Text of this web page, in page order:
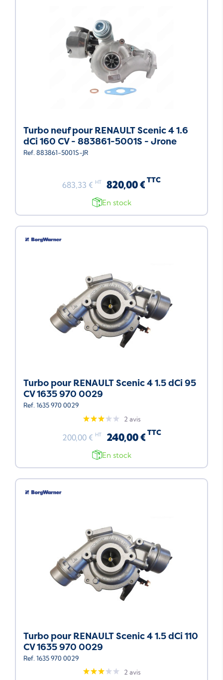
Turbo neuf pour RENAULT Scenic 4 1.6
dCi 160 CV - 883861-5001S - Jrone
Ref. 883861-5001S-JR
683,33 € HT 820,00 € TTC
En stock
Turbo pour RENAULT Scenic 4 1.5 dCi 95
CV 1635 970 0029
Ref. 1635 970 0029
2 avis
200,00 € HT 240,00 € TTC
En stock
Turbo pour RENAULT Scenic 4 1.5 dCi 110
CV 1635 970 0029
Ref. 1635 970 0029
2 avis